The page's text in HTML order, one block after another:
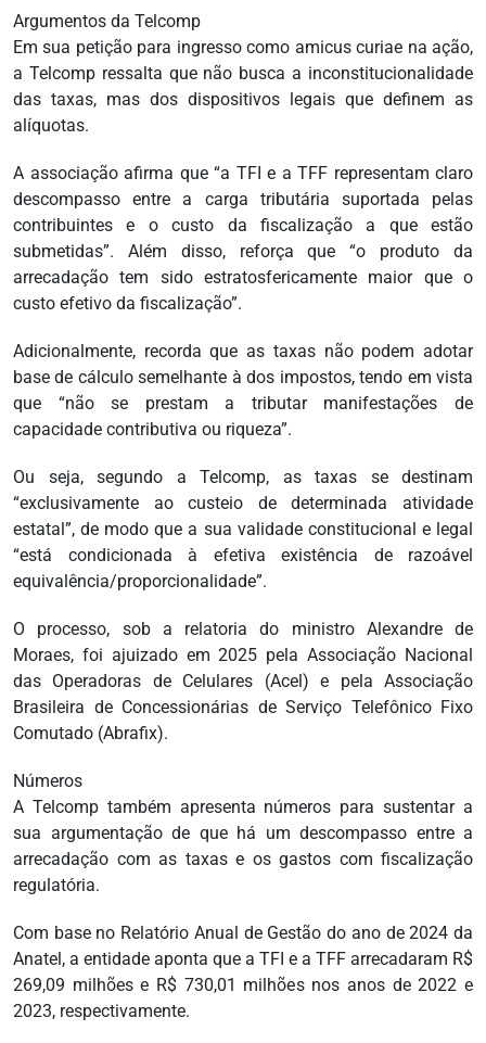
Argumentos da Telcomp
Em sua petição para ingresso como amicus curiae na ação,
a Telcomp ressalta que não busca a inconstitucionalidade
das taxas, mas dos dispositivos legais que definem as
alíquotas.
A associação afirma que “a TFI e a TFF representam claro
descompasso entre a carga tributária suportada pelas
contribuintes e o custo da fiscalização a que estão
submetidas”. Além disso, reforça que “o produto da
arrecadação tem sido estratosfericamente maior que o
custo efetivo da fiscalização”.
Adicionalmente, recorda que as taxas não podem adotar
base de cálculo semelhante à dos impostos, tendo em vista
que “não se prestam a tributar manifestações de
capacidade contributiva ou riqueza”.
Ou seja, segundo a Telcomp, as taxas se destinam
“exclusivamente ao custeio de determinada atividade
estatal”, de modo que a sua validade constitucional e legal
“está condicionada à efetiva existência de razoável
equivalência/proporcionalidade”.
O processo, sob a relatoria do ministro Alexandre de
Moraes, foi ajuizado em 2025 pela Associação Nacional
das Operadoras de Celulares (Acel) e pela Associação
Brasileira de Concessionárias de Serviço Telefônico Fixo
Comutado (Abrafix).
Números
A Telcomp também apresenta números para sustentar a
sua argumentação de que há um descompasso entre a
arrecadação com as taxas e os gastos com fiscalização
regulatória.
Com base no Relatório Anual de Gestão do ano de 2024 da
Anatel, a entidade aponta que a TFI e a TFF arrecadaram R$
269,09 milhões e R$ 730,01 milhões nos anos de 2022 e
2023, respectivamente.